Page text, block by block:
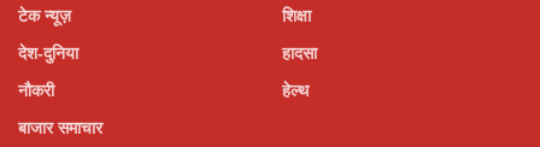
टेक न्यूज़
देश-दुनिया
नौकरी
बाजार समाचार
शिक्षा
हादसा
हेल्थ